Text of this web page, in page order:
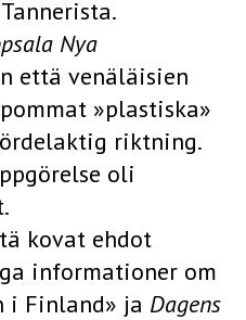
Nya
että venäläisien
»plastiska»
riktning.
oli
kovat ehdot
informationer om
i Finland» ja Dagens